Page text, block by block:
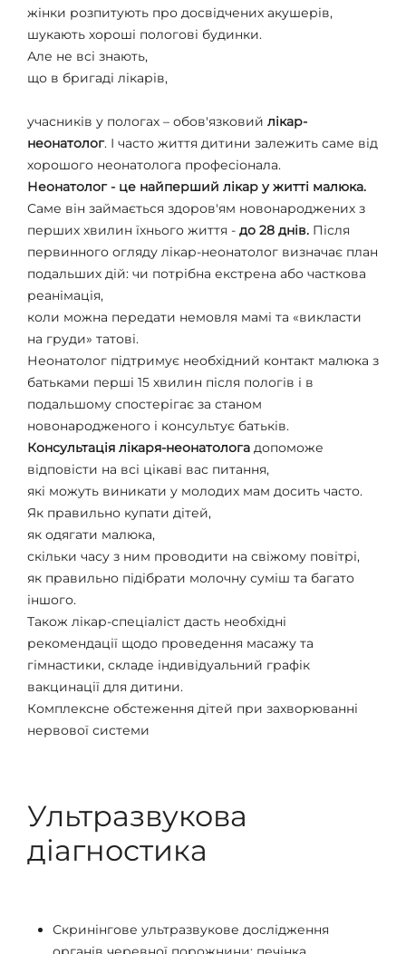
жінки розпитують про досвідчених акушерів,
шукають хороші пологові будинки.
Але не всі знають,
що в бригаді лікарів,
учасників у пологах – обов'язковий лікар-
неонатолог. І часто життя дитини залежить саме від
хорошого неонатолога професіонала.
Неонатолог - це найперший лікар у житті малюка.
Саме він займається здоров'ям новонароджених з
перших хвилин їхнього життя - до 28 днів. Після
первинного огляду лікар-неонатолог визначає план
подальших дій: чи потрібна екстрена або часткова
реанімація,
коли можна передати немовля мамі та «викласти
на груди» татові.
Неонатолог підтримує необхідний контакт малюка з
батьками перші 15 хвилин після пологів і в
подальшому спостерігає за станом
новонародженого і консультує батьків.
Консультація лікаря-неонатолога допоможе
відповісти на всі цікаві вас питання,
які можуть виникати у молодих мам досить часто.
Як правильно купати дітей,
як одягати малюка,
скільки часу з ним проводити на свіжому повітрі,
як правильно підібрати молочну суміш та багато
іншого.
Також лікар-спеціаліст дасть необхідні
рекомендації щодо проведення масажу та
гімнастики, складе індивідуальний графік
вакцинації для дитини.
Комплексне обстеження дітей при захворюванні
нервової системи
Ультразвукова
діагностика
Скринінгове ультразвукове дослідження